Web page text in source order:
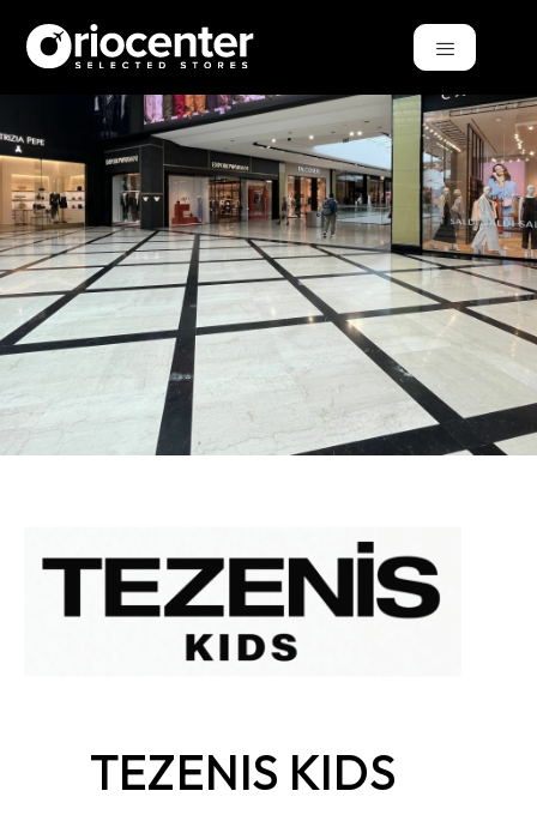
TEZENIS KIDS